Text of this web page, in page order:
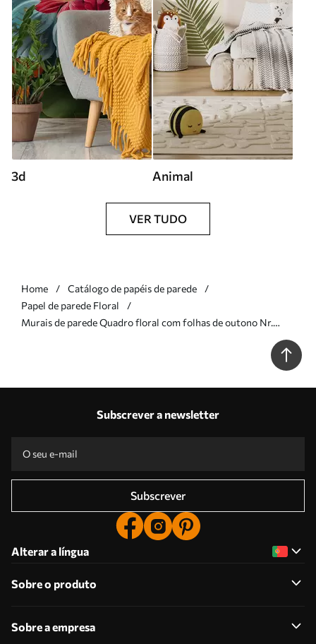
3d Animal
VER TUDO
Home
Catálogo de papéis de parede
Papel de parede Floral
Murais de parede Quadro floral com folhas de outono Nr.
Subscrever a newsletter
Subscrever
Alterar a língua
Sobre o produto
Sobre a empresa